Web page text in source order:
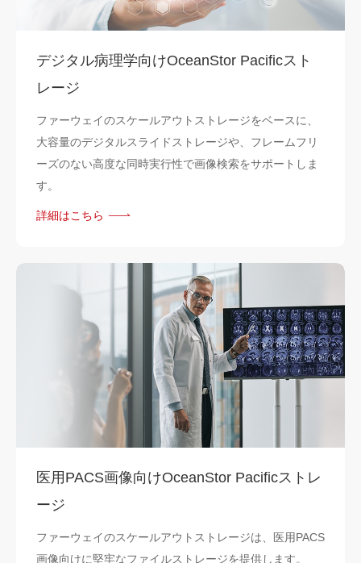
デジタル病理学向けOceanStor Pacificスト
レージ
ファーウェイのスケールアウトストレージをベースに、
大容量のデジタルスライドストレージや、フレームフリ
ーズのない高度な同時実行性で画像検索をサポートしま
す。
詳細はこちら
医用PACS画像向けOceanStor Pacificストレ
ージ
ファーウェイのスケールアウトストレージは、医用PACS
画像向けに堅牢なファイルストレージを提供します。